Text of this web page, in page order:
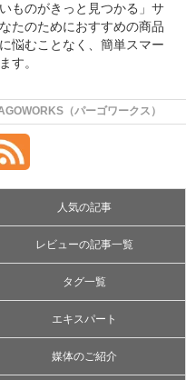
ものがきっと見つかる」サ
たのためにおすすめの商品
悩むことなく、簡単スマー
す。
（パーゴワークス）
人気の記事
レビューの記事一覧
タグ一覧
エキスパート
媒体のご紹介